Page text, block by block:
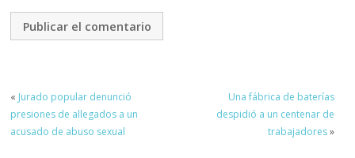
« Jurado popular denunció
presiones de allegados a un
acusado de abuso sexual
Una fábrica de baterías
despidió a un centenar de
trabajadores»